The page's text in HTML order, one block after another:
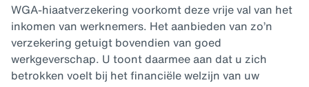
WGA-hiaatverzekering voorkomt deze vrije val van het
inkomen van werknemers. Het aanbieden van zo’n
verzekering getuigt bovendien van goed
werkgeverschap. U toont daarmee aan dat u zich
betrokken voelt bij het financiële welzijn van uw